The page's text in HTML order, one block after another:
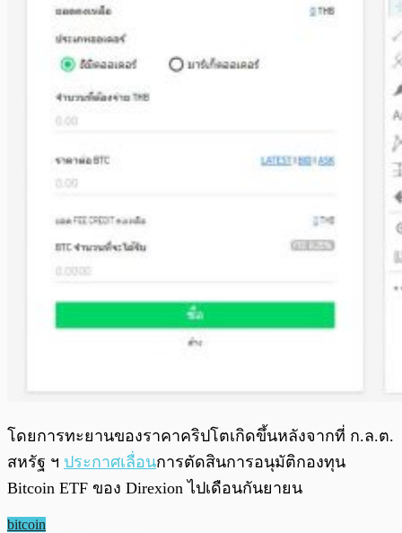
โดยการทะยานของราคาคริปโตเกิดขึ้นหลังจากที่ ก.ล.ต.
สหรัฐ ฯ ประกาศเลื่อนการตัดสินการอนุมัติกองทุน
Bitcoin ETF ของ Direxion ไปเดือนกันยายน
bitcoin